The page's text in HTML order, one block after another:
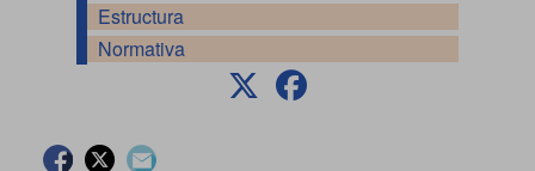
Estructura
Normativa
Facebook
Twitter